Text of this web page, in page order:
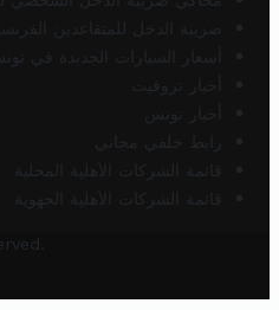
ضريبة الدخل للمتقاعدين
أسعار السيارات الجديدة في
أخبار تروفيت
أخبار تونس
رابط خلفي مجاني
قائمة الشركات الأهلية المحلية
قائمة الشركات الأهلية الجهوية